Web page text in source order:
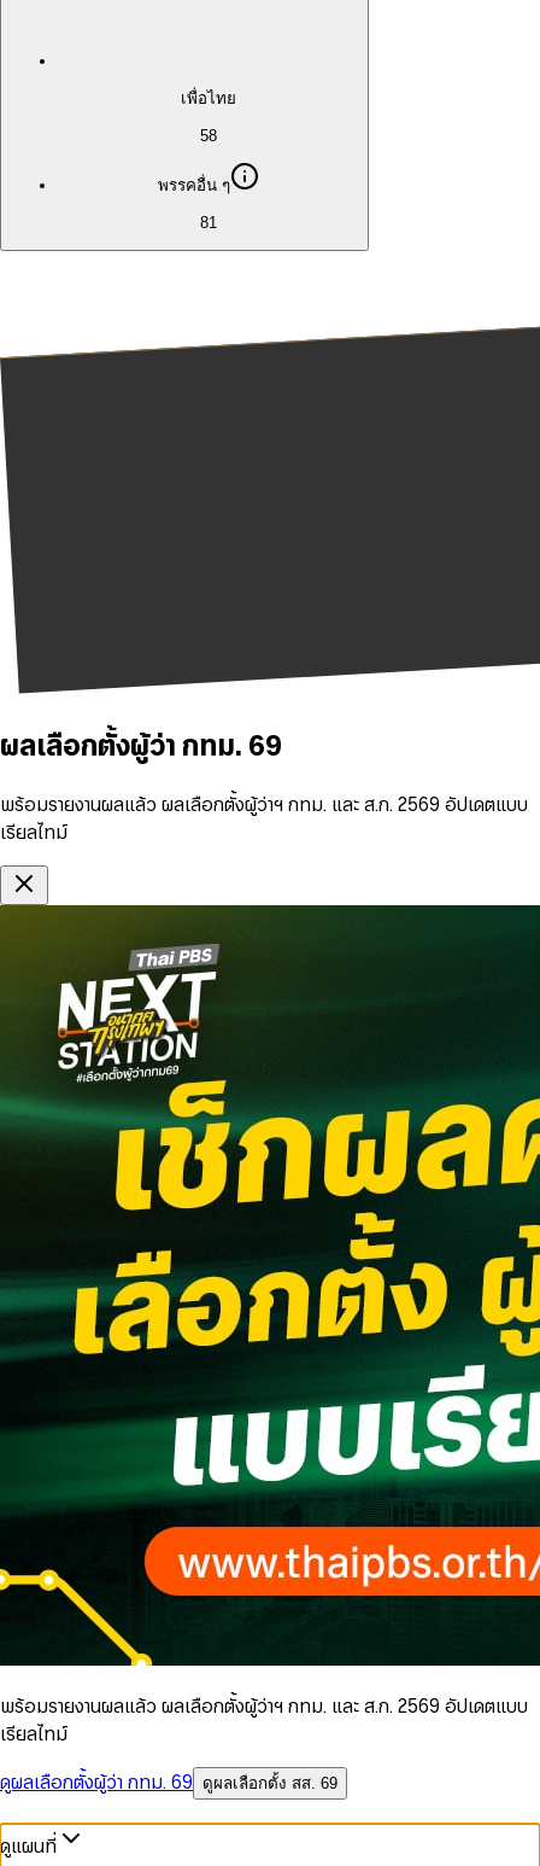
เพื่อไทย
58
พรรคอื่น ๆ
81
ผลเลือกตั้งผู้ว่า กทม. 69
พร้อมรายงานผลแล้ว ผลเลือกตั้งผู้ว่าฯ กทม. และ ส.ก. 2569 อัปเดตแบบ
เรียลไทม์
พร้อมรายงานผลแล้ว ผลเลือกตั้งผู้ว่าฯ กทม. และ ส.ก. 2569 อัปเดตแบบ
เรียลไทม์
ดูผลเลือกตั้งผู้ว่า กทม. 69
ดูผลเลือกตั้ง สส. 69
ดูแผนที่